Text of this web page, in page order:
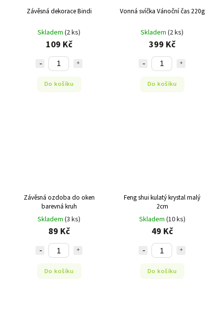
Závěsná dekorace Bindi
Skladem (2 ks)
109 Kč
Do košíku
Vonná svíčka Vánoční čas 220g
Skladem (2 ks)
399 Kč
Do košíku
Závěsná ozdoba do oken
barevná kruh
Skladem (3 ks)
89 Kč
Do košíku
Feng shui kulatý krystal malý
2cm
Skladem (10 ks)
49 Kč
Do košíku